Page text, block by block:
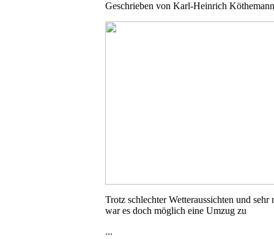
Geschrieben von Karl-Heinrich Köthemann
Trotz schlechter Wetteraussichten und sehr
war es doch möglich eine Umzug zu
...